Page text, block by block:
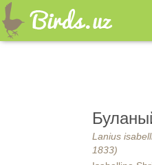
Lanius
1833)